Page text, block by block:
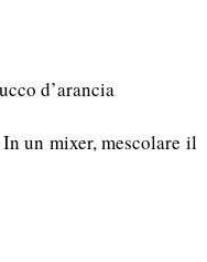
d’arancia
un mixer, mescolare il